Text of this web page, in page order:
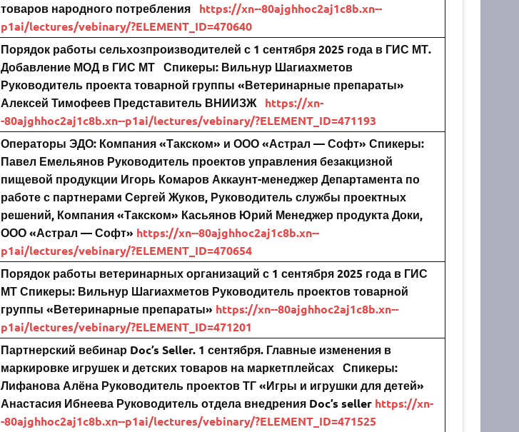
товаров народного потребления
https://xn--80ajghhoc2aj1c8b.xn--
p1ai/lectures/vebinary/?ELEMENT_ID=470640
Порядок работы сельхозпроизводителей с 1 сентября 2025 года в ГИС МТ.
Добавление МОД в ГИС МТ Спикеры: Вильнур Шагиахметов
Руководитель проекта товарной группы «Ветеринарные препараты»
Алексей Тимофеев Представитель ВНИИЗЖ
https://xn-
-80ajghhoc2aj1c8b.xn--p1ai/lectures/vebinary/?ELEMENT_ID=471193
Операторы ЭДО: Компания «Такском» и ООО «Астрал — Софт» Спикеры:
Павел Емельянов Руководитель проектов управления безакцизной
пищевой продукции Игорь Комаров Аккаунт-менеджер Департамента по
работе с партнерами Сергей Жуков, Руководитель службы проектных
решений, Компания «Такском» Касьянов Юрий Менеджер продукта Доки,
ООО «Астрал — Софт» https://xn--80ajghhoc2aj1c8b.xn--
p1ai/lectures/vebinary/?ELEMENT_ID=470654
Порядок работы ветеринарных организаций с 1 сентября 2025 года в ГИС
МТ Спикеры: Вильнур Шагиахметов Руководитель проектов товарной
группы «Ветеринарные препараты» https://xn--80ajghhoc2aj1c8b.xn--
p1ai/lectures/vebinary/?ELEMENT_ID=471201
Партнерский вебинар Doc’s Seller. 1 сентября. Главные изменения в
маркировке игрушек и детских товаров на маркетплейсах Спикеры:
Лифанова Алёна Руководитель проектов ТГ «Игры и игрушки для детей»
Анастасия Ибнеева Руководитель отдела внедрения Doc’s seller https://xn-
-80ajghhoc2aj1c8b.xn--p1ai/lectures/vebinary/?ELEMENT_ID=471525